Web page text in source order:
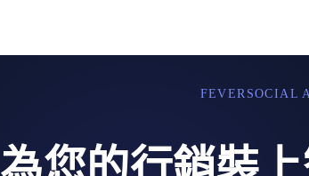
FEVERSOCIAL
為您的行銷裝